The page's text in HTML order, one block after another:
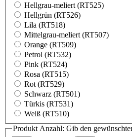
Hellgrau-meliert (RT525)
Hellgrün (RT526)
Lila (RT518)
Mittelgrau-meliert (RT507)
Orange (RT509)
Petrol (RT532)
Pink (RT524)
Rosa (RT515)
Rot (RT529)
Schwarz (RT501)
Türkis (RT531)
Weiß (RT510)
Produkt Anzahl: Gib den